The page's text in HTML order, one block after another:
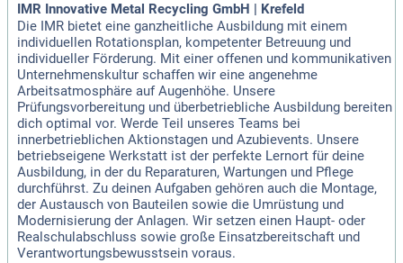
IMR Innovative Metal Recycling GmbH | Krefeld
Die IMR bietet eine ganzheitliche Ausbildung mit einem
individuellen Rotationsplan, kompetenter Betreuung und
individueller Förderung. Mit einer offenen und kommunikativen
Unternehmenskultur schaffen wir eine angenehme
Arbeitsatmosphäre auf Augenhöhe. Unsere
Prüfungsvorbereitung und überbetriebliche Ausbildung bereiten
dich optimal vor. Werde Teil unseres Teams bei
innerbetrieblichen Aktionstagen und Azubievents. Unsere
betriebseigene Werkstatt ist der perfekte Lernort für deine
Ausbildung, in der du Reparaturen, Wartungen und Pflege
durchführst. Zu deinen Aufgaben gehören auch die Montage,
der Austausch von Bauteilen sowie die Umrüstung und
Modernisierung der Anlagen. Wir setzen einen Haupt- oder
Realschulabschluss sowie große Einsatzbereitschaft und
Verantwortungsbewusstsein voraus.